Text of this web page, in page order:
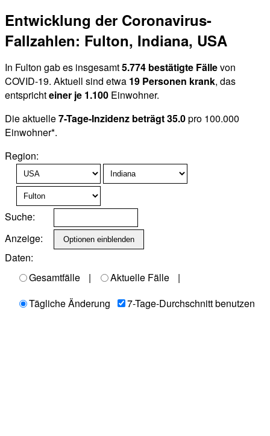
Entwicklung der Coronavirus-
Fallzahlen: Fulton, Indiana, USA
In Fulton gab es insgesamt5.774 bestätigte Fällevon
COVID-19. Aktuell sind etwa 19 Personen krank, das
entsprichteiner je 1.100 Einwohner.
Die aktuelle7-Tage-Inzidenz beträgt 35.0pro 100.000
Einwohner*.
Region:
Suche:
Anzeige:
Daten:
Gesamtfälle
| Aktuelle Fälle
|
Tägliche Änderung
7-Tage-Durchschnitt benutzen